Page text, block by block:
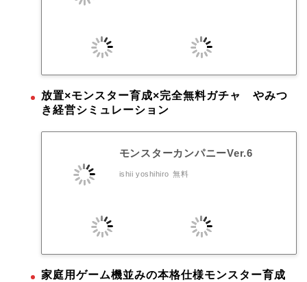
放置×モンスター育成×完全無料ガチャ やみつ
き経営シミュレーション
モンスターカンパニーVer.6
ishii yoshihiro 無料
家庭用ゲーム機並みの本格仕様モンスター育成